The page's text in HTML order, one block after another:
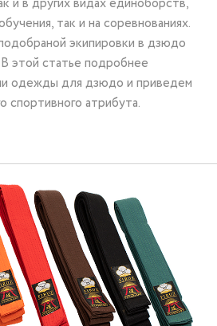
и в других видах единоборств,
так и на соревнованиях.
экипировки в дзюдо
этой статье подробнее
одежды для дзюдо и приведем
спортивного атрибута.